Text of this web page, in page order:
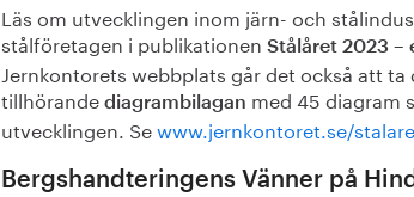
Läs om utvecklingen inom järn- och
stålföretagen i publikationen Stålåret 2023 –
Jernkontorets webbplats går det också att ta
tillhörande diagrambilagan med 45 diagram
utvecklingen. Sewww.jernkontoret.se/
Bergshandteringens Vänner på